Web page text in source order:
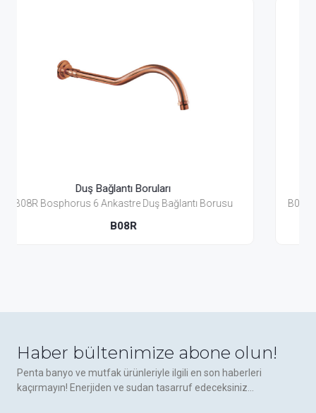
Borusu B08G Bosphorus Gold Ankastre Duş
Haber bültenimize abone olun!
Penta banyo ve mutfak ürünleriyle ilgili en son haberleri
kaçırmayın! Enerjiden ve sudan tasarruf edeceksiniz...